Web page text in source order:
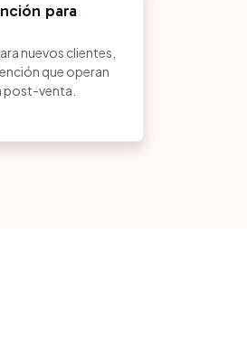
para
nuevos clientes,
que operan
post-venta.